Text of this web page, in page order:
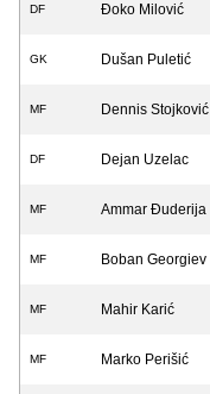
DF Đoko Milović
GK Dušan Puletić
MF Dennis Stojković
DF Dejan Uzelac
MF Ammar Đuderija
MF Boban Georgiev
MF Mahir Karić
MF Marko Perišić